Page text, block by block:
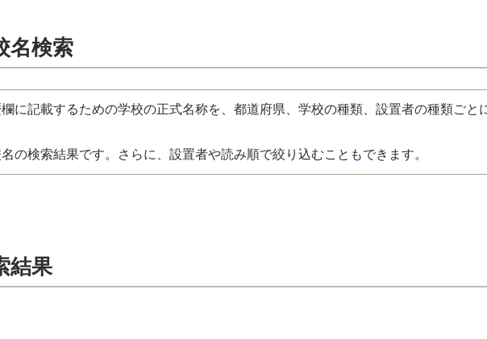
名検索
に記載するための学校の正式名称を、都道府県、学校の種類、設置者の種類ごと
の検索結果です。さらに、設置者や読み順で絞り込むこともできます。
結果